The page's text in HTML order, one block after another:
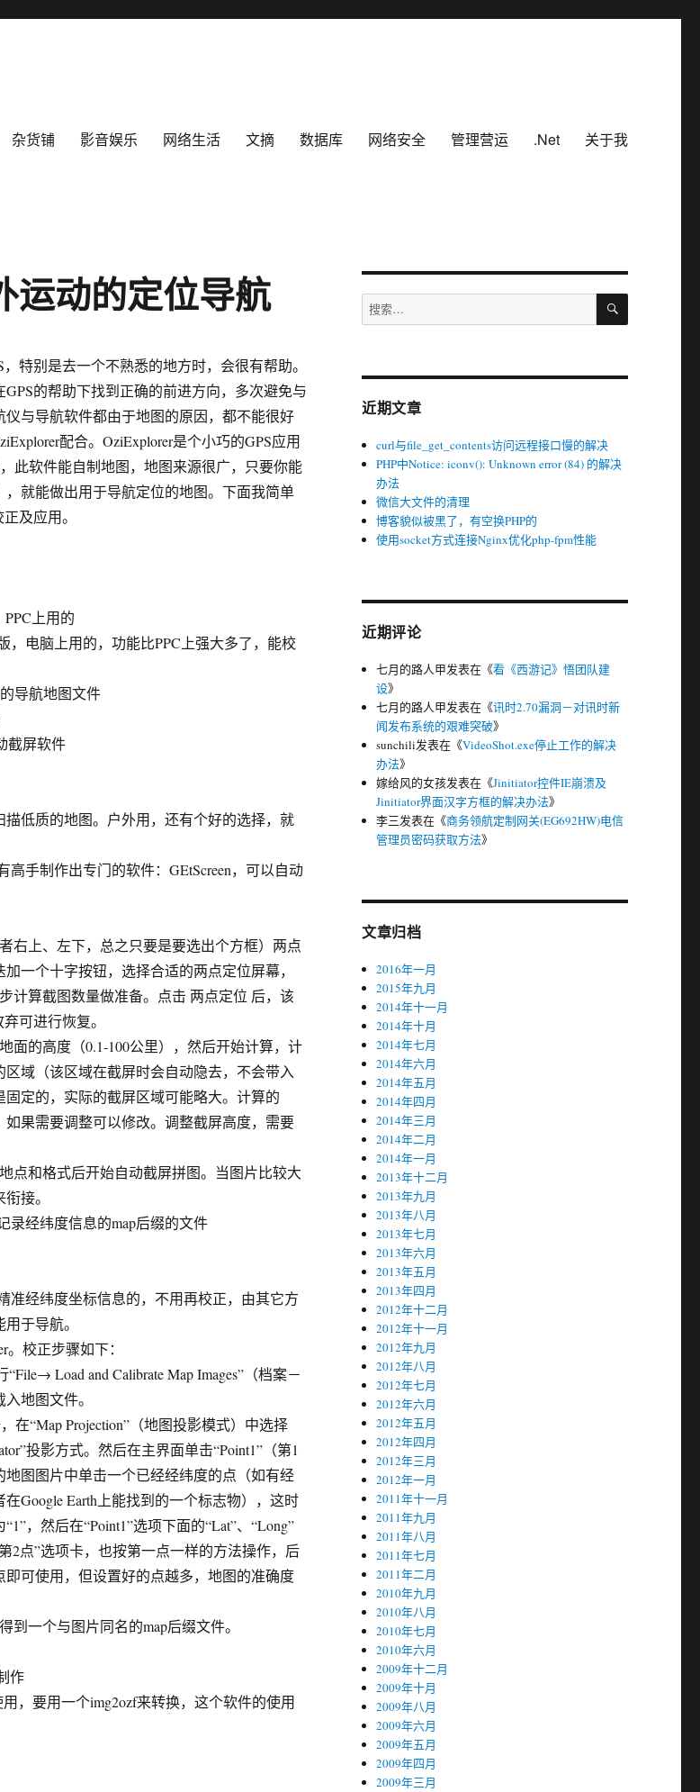
杂货铺 影音娱乐 网络生活 文摘 数据库 网络安全 管理营运 .Net 关于我
运动的定位导航
别是去一个不熟悉的地方时，会很有帮助。
的帮助下找到正确的前进方向，多次避免与
与导航软件都由于地图的原因，都不能很好
配合。OziExplorer是个小巧的GPS应用
此软件能自制地图，地图来源很广，只要你能
就能做出用于导航定位的地图。下面我简单
及应用。
上用的
电脑上用的，功能比PPC上强大多了，能校
导航地图文件
截屏软件
低质的地图。户外用，还有个好的选择，就
手制作出专门的软件：GEtScreen，可以自动
上、左下，总之只要是要选出个方框）两点
一个十字按钮，选择合适的两点定位屏幕，
计算截图数量做准备。点击 两点定位 后，该
可进行恢复。
的高度（0.1-100公里），然后开始计算，计
域（该区域在截屏时会自动隐去，不会带入
定的，实际的截屏区域可能略大。计算的
果需要调整可以修改。调整截屏高度，需要
和格式后开始自动截屏拼图。当图片比较大
接。
经纬度信息的map后缀的文件
经纬度坐标信息的，不用再校正，由其它方
于导航。
校正步骤如下：
Load and Calibrate Map Images”（档案－
地图文件。
“Map Projection”（地图投影模式）中选择
投影方式。然后在主界面单击“Point1”（第1
图图片中单击一个已经经纬度的点（如有经
Google Earth上能找到的一个标志物），这时
，然后在“Point1”选项下面的“Lat”、“Long”
2点”选项卡，也按第一点一样的方法操作，后
可使用，但设置好的点越多，地图的准确度
一个与图片同名的map后缀文件。
作
要用一个img2ozf来转换，这个软件的使用
搜
索：
搜
近期文章
curl与file_get_contents访问远程接口慢的解决
PHP中Notice: iconv(): Unknown error (84) 的解决
办法
微信大文件的清理
博客貌似被黑了，有空换PHP的
使用socket方式连接Nginx优化php-fpm性能
近期评论
七月的路人甲发表在《看《西游记》悟团队建
设》
七月的路人甲发表在《讯时2.70漏洞－对讯时新
闻发布系统的艰难突破》
sunchili发表在《VideoShot.exe停止工作的解决
办法》
嫁给风的女孩发表在《Jinitiator控件IE崩溃及
Jinitiator界面汉字方框的解决办法》
李三发表在《商务领航定制网关(EG692HW)电信
管理员密码获取方法》
文章归档
2016年一月
2015年九月
2014年十一月
2014年十月
2014年七月
2014年六月
2014年五月
2014年四月
2014年三月
2014年二月
2014年一月
2013年十二月
2013年九月
2013年八月
2013年七月
2013年六月
2013年五月
2013年四月
2012年十二月
2012年十一月
2012年九月
2012年八月
2012年七月
2012年六月
2012年五月
2012年四月
2012年三月
2012年一月
2011年十一月
2011年九月
2011年八月
2011年七月
2011年二月
2010年九月
2010年八月
2010年七月
2010年六月
2009年十二月
2009年十月
2009年八月
2009年六月
2009年五月
2009年四月
2009年三月